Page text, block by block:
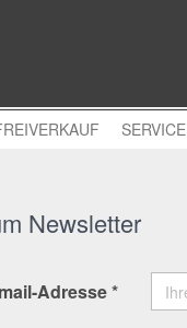
SERVICE
Newsletter
Adresse *